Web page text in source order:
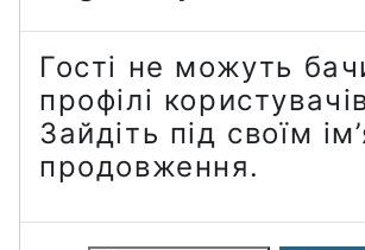
Гості не можуть
профілі
Зайдіть під своїм
продовження.